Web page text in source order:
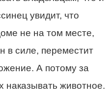
увидит, что
не на том месте,
в силе, переместит
А потому за
наказывать животное.